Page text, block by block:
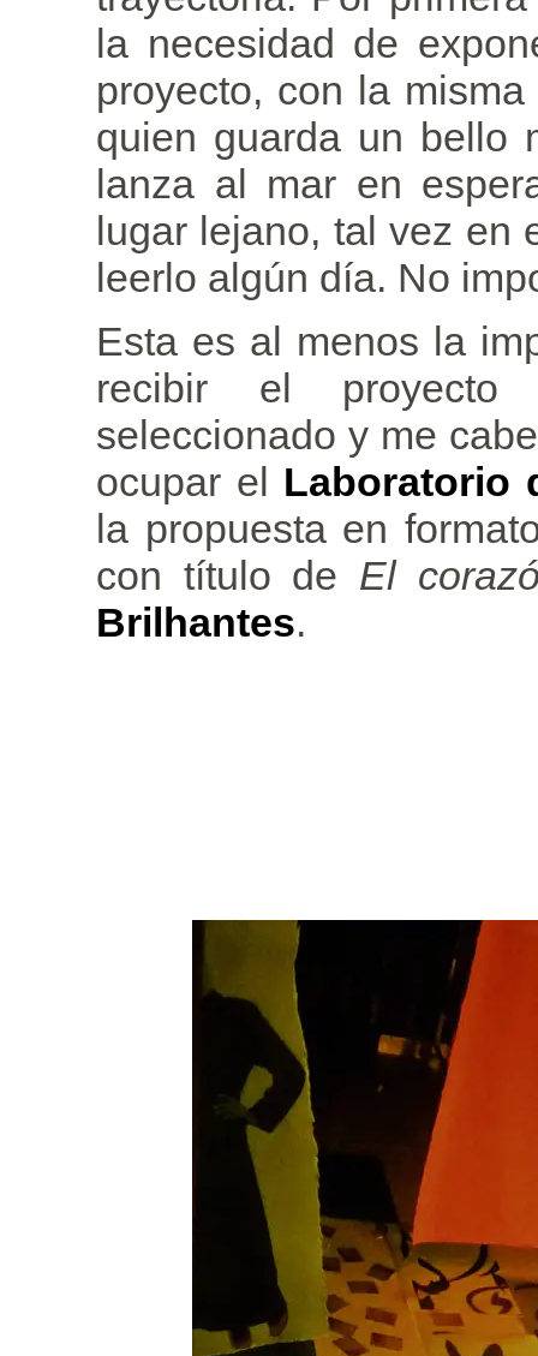
la necesidad de
proyecto, con la
quien guarda un bello
lanza al mar en
lugar lejano, tal vez en
leerlo algún día. No
Esta es al menos la
recibir el
seleccionado y me
ocupar el Laboratorio
la propuesta en
con título de El
Brilhantes.